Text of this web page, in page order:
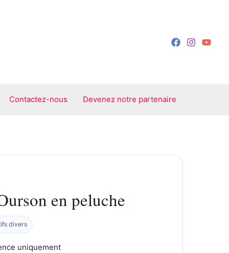
Contactez-nous Devenez notre partenaire
en peluche
divers
uniquement